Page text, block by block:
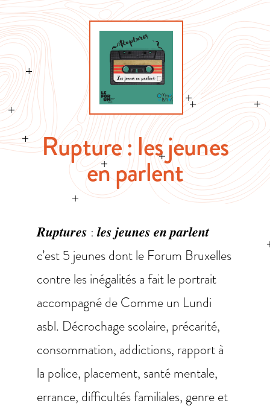
Rupture : les jeunes
en parlent
𝑹𝒖𝒑𝒕𝒖𝒓𝒆𝒔 : 𝒍𝒆𝒔 𝒋𝒆𝒖𝒏𝒆𝒔 𝒆𝒏 𝒑𝒂𝒓𝒍𝒆𝒏𝒕
c’est 5 jeunes dont le Forum Bruxelles
contre les inégalités a fait le portrait
accompagné de Comme un Lundi
asbl. Décrochage scolaire, précarité,
consommation, addictions, rapport à
la police, placement, santé mentale,
errance, difficultés familiales, genre et